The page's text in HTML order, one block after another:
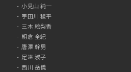
小見山 純一
宇田川 稜平
三木 絵梨香
朝倉 全紀
唐澤 幹男
足達 淑子
西川 岳儀